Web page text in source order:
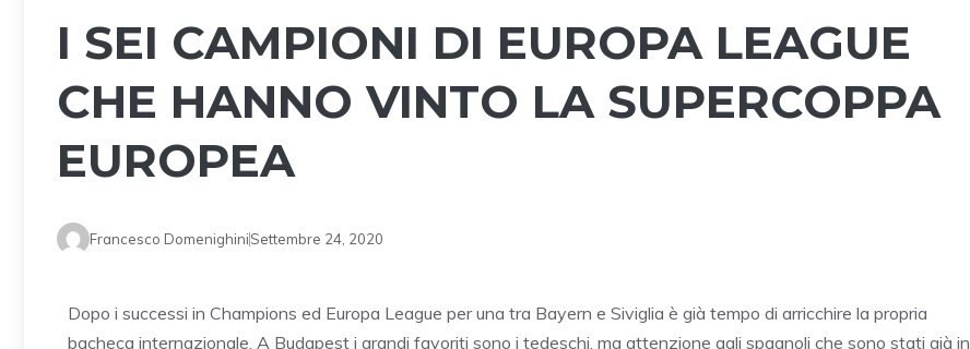
I SEI CAMPIONI DI EUROPA LEAGUE
CHE HANNO VINTO LA SUPERCOPPA
EUROPEA
Francesco DomenighiniSettembre 24, 2020
Dopo i successi in Champions ed Europa League per una tra Bayern e Siviglia è già tempo di arricchire la propria
bacheca internazionale. A Budapest i grandi favoriti sono i tedeschi, ma attenzione agli spagnoli che sono stati già in